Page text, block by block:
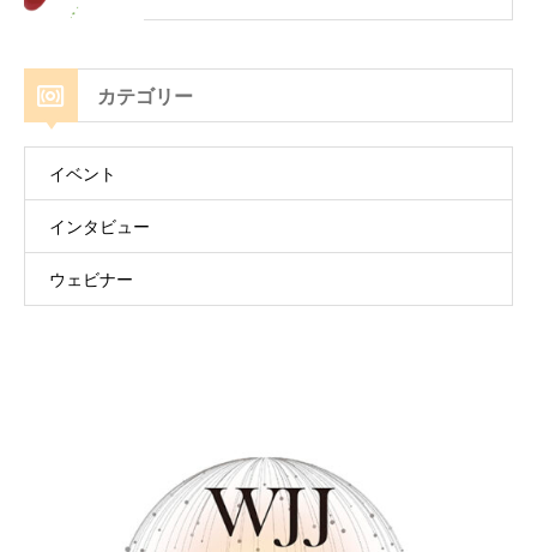
カテゴリー
イベント
インタビュー
ウェビナー